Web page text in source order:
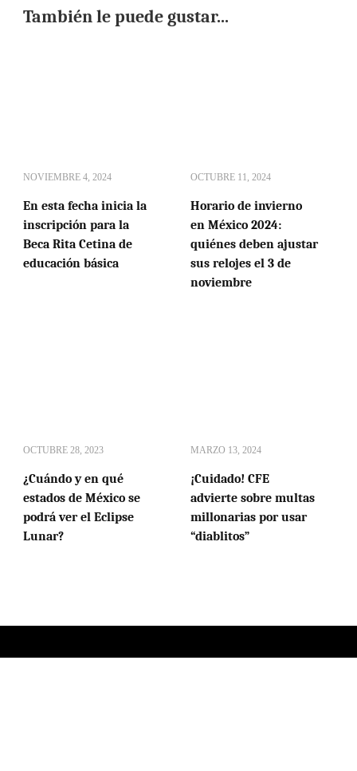
También le puede gustar...
NOVIEMBRE 4, 2024
En esta fecha inicia la
inscripción para la
Beca Rita Cetina de
educación básica
OCTUBRE 11, 2024
Horario de invierno
en México 2024:
quiénes deben ajustar
sus relojes el 3 de
noviembre
OCTUBRE 28, 2023
¿Cuándo y en qué
estados de México se
podrá ver el Eclipse
Lunar?
MARZO 13, 2024
¡Cuidado! CFE
advierte sobre multas
millonarias por usar
“diablitos”